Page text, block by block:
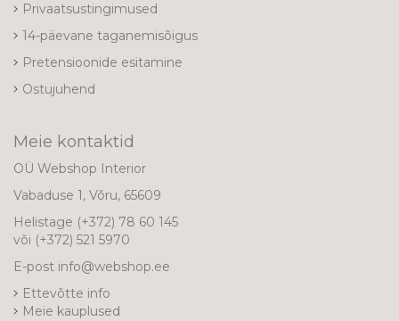
Privaatsustingimused
14-päevane taganemisõigus
Pretensioonide esitamine
Ostujuhend
Meie kontaktid
OÜ Webshop Interior
Vabaduse 1, Võru, 65609
Helistage (+372) 78 60 145
või (+372) 521 5970
E-post info@webshop.ee
Ettevõtte info
Meie kauplused